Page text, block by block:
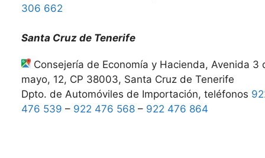
306 662
Santa Cruz de Tenerife
Consejería de Economía y Hacienda, Avenida 3
mayo, 12, CP 38003, Santa Cruz de Tenerife
Dpto. de Automóviles de Importación, teléfonos
476 539 – 922 476 568– 922 476 864